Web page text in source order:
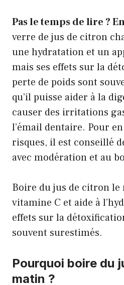
Pas le temps de lire ?
verre de jus de citron
une hydratation et un
mais ses effets sur la
perte de poids sont
qu’il puisse aider à la
causer des irritations
l’émail dentaire. Pour
risques, il est conseillé
avec modération et au
Boire du jus de citron le
vitamine C et aide à
effets sur la
souvent surestimés.
Pourquoi boire du
matin ?